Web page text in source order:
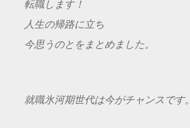
転職します！
人生の帰路に立ち
今思うのとをまとめました。
就職氷河期世代は今がチャンスです。